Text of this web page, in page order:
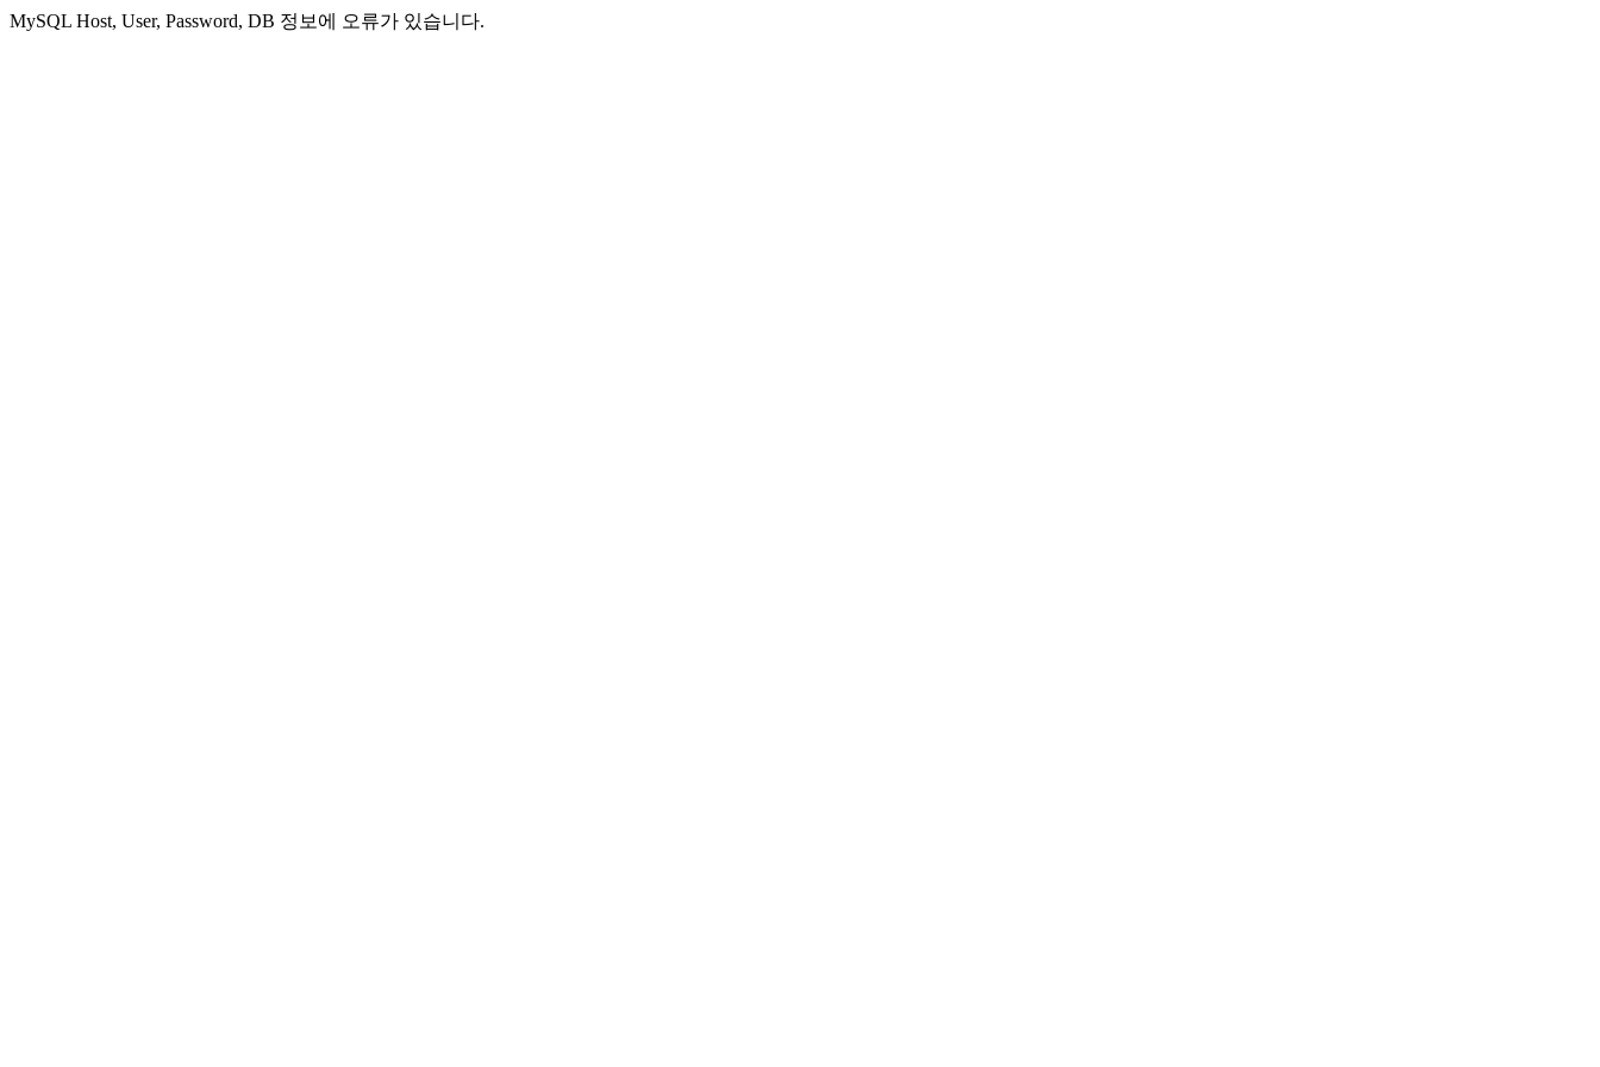
MySQL Host, User, Password, DB 정보에 오류가 있습니다.